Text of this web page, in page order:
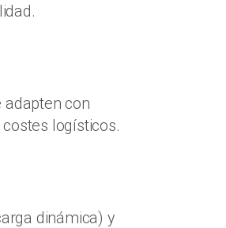
adapten con
logísticos.
dinámica) y